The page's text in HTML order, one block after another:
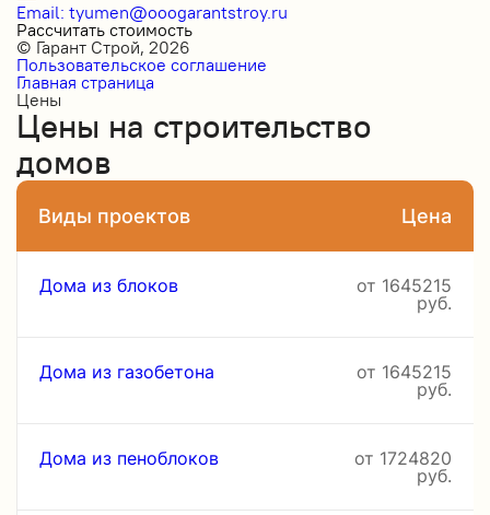
Email: tyumen@ooogarantstroy.ru
Рассчитать стоимость
© Гарант Строй, 2026
Пользовательское соглашение
Главная страница
Цены
Цены на строительство
домов
Виды проектов Цена
Дома из блоков
от 1645215
руб.
Дома из газобетона
от 1645215
руб.
Дома из пеноблоков
от 1724820
руб.